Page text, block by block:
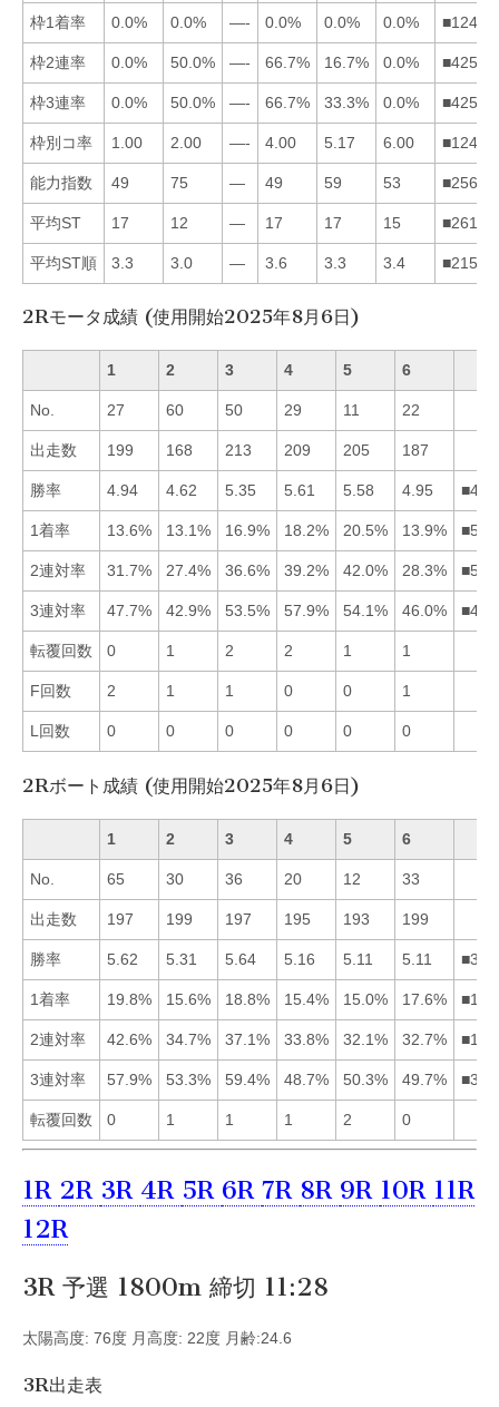
枠1着率 0.0% 0.0% —- 0.0% 0.0% 0.0%
枠2連率 0.0% 50.0% —- 66.7% 16.7% 0.0%
枠3連率 0.0% 50.0% —- 66.7% 33.3% 0.0%
枠別コ率 1.00 2.00 —- 4.00 5.17 6.00
能力指数 49 75 — 49 59 53
平均ST 17 12 — 17 17 15
平均ST順 3.3 3.0 — 3.6 3.3 3.4
2Rモータ成績 (使用開始2025年8月6日)
1 2 3 4 5 6
No. 27 60 50 29 11 22
出走数 199 168 213 209 205 187
勝率 4.94 4.62 5.35 5.61 5.58 4.95
1着率 13.6% 13.1% 16.9% 18.2% 20.5% 13.9%
2連対率 31.7% 27.4% 36.6% 39.2% 42.0% 28.3%
3連対率 47.7% 42.9% 53.5% 57.9% 54.1% 46.0%
転覆回数 0 1 2 2 1 1
F回数 2 1 1 0 0 1
L回数 0 0 0 0 0 0
2Rボート成績 (使用開始2025年8月6日)
1 2 3 4 5 6
No. 65 30 36 20 12 33
出走数 197 199 197 195 193 199
勝率 5.62 5.31 5.64 5.16 5.11 5.11
1着率 19.8% 15.6% 18.8% 15.4% 15.0% 17.6%
2連対率 42.6% 34.7% 37.1% 33.8% 32.1% 32.7%
3連対率 57.9% 53.3% 59.4% 48.7% 50.3% 49.7%
転覆回数 0 1 1 1 2 0
1R 2R 3R 4R 5R 6R 7R 8R 9R 10R 11R
12R
3R 予選 1800m 締切 11:28
太陽高度: 76度 月高度: 22度 月齢:24.6
3R出走表